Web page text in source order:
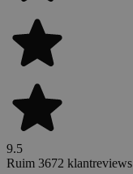
9.5
Ruim 3672 klantreviews